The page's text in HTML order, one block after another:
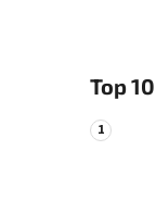
Top